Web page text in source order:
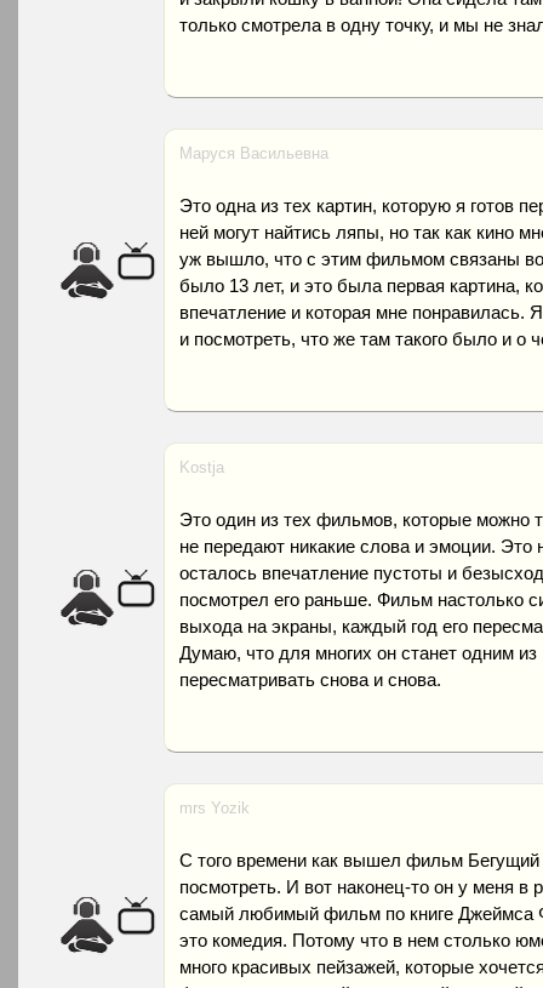
только смотрела в одну точку, и мы не
Маруся Васильевна
Это одна из тех картин, которую я готов
ней могут найтись ляпы, но так как кино
уж вышло, что с этим фильмом связаны
было 13 лет, и это была первая картина,
впечатление и которая мне
и посмотреть, что же там такого было и о
Kostja
Это один из тех фильмов, которые можно
не передают никакие слова и эмоции.
осталось впечатление пустоты и
посмотрел его раньше. Фильм настолько
выхода на экраны, каждый год его
Думаю, что для многих он станет одним из
пересматривать снова и снова.
mrs Yozik
С того времени как вышел фильм Бегущий
посмотреть. И вот наконец-то он у меня в
самый любимый фильм по книге Джеймса
это комедия. Потому что в нем столько
много красивых пейзажей, которые